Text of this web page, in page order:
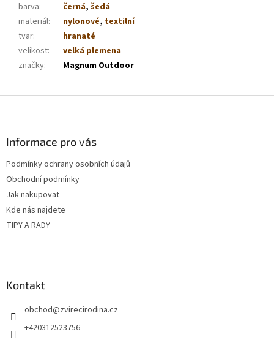
barva: černá, šedá
materiál: nylonové, textilní
tvar:
hranaté
velikost:
velká plemena
značky: Magnum Outdoor
Informace pro vás
Podmínky ochrany osobních údajů
Obchodní podmínky
Jak nakupovat
Kde nás najdete
TIPY A RADY
Kontakt
obchod@zvirecirodina.cz
+420312523756